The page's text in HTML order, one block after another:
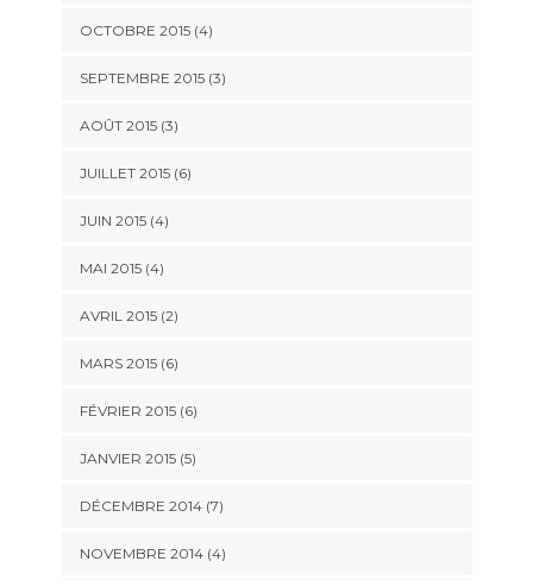
OCTOBRE 2015(4)
SEPTEMBRE 2015(3)
AOÛT 2015(3)
JUILLET 2015(6)
JUIN 2015(4)
MAI 2015(4)
AVRIL 2015(2)
MARS 2015(6)
FÉVRIER 2015(6)
JANVIER 2015(5)
DÉCEMBRE 2014(7)
NOVEMBRE 2014(4)